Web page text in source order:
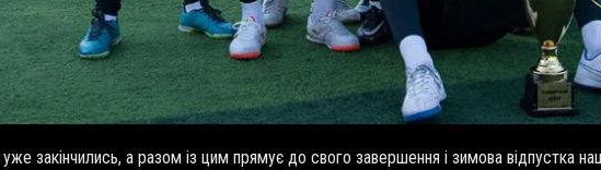
уже закінчились, а разом із цим прямує до свого завершення і зимова відпустка